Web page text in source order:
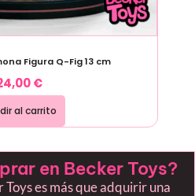
Figura Q-Fig 13 cm
€
al carrito
en Becker Toys?
es más que adquirir una